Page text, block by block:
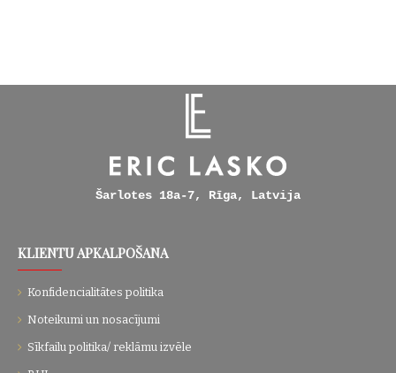
Šarlotes 18a-7, Rīga, Latvija
KLIENTU APKALPOŠANA
Konfidencialitātes politika
Noteikumi un nosacījumi
Sīkfailu politika/ reklāmu izvēle